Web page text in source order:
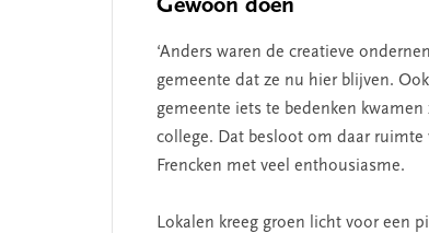
Gewoon doen
‘Anders waren de creatieve
gemeente dat ze nu hier blijven.
gemeente iets te bedenken
college. Dat besloot om daar ruimte
Frencken met veel enthousiasme.
Lokalen kreeg groen licht voor een